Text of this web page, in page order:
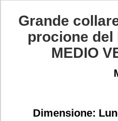
Grande
procione del
MEDIO
Dimensione: